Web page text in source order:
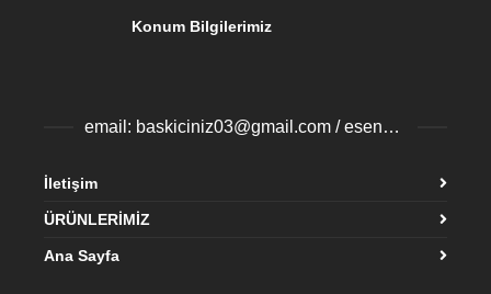
Konum Bilgilerimiz
email: baskiciniz03@gmail.com / esenyurtbaski@gmail.com
İletişim
ÜRÜNLERİMİZ
Ana Sayfa